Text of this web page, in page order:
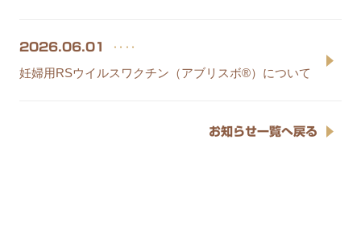
2026.06.01
‥‥
妊婦用RSウイルスワクチン（アブリスボ®）について
お知らせ一覧へ戻る